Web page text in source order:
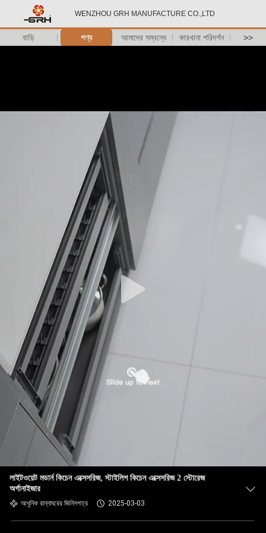
WENZHOU GRH MANUFACTURE CO.,LTD
বাড়ি পণ্য আমাদের সম্বন্ধে কারখানা পরিদর্শন >>
লাইটওয়েট মডার্ন কিচেন এক্সেসরিজ, স্টাইলিশ কিচেন এক্সেসরিজ 2 স্টোরেজ
অর্গানাইজার
আধুনিক রান্নাঘরের জিনিসপত্র 2025-03-03